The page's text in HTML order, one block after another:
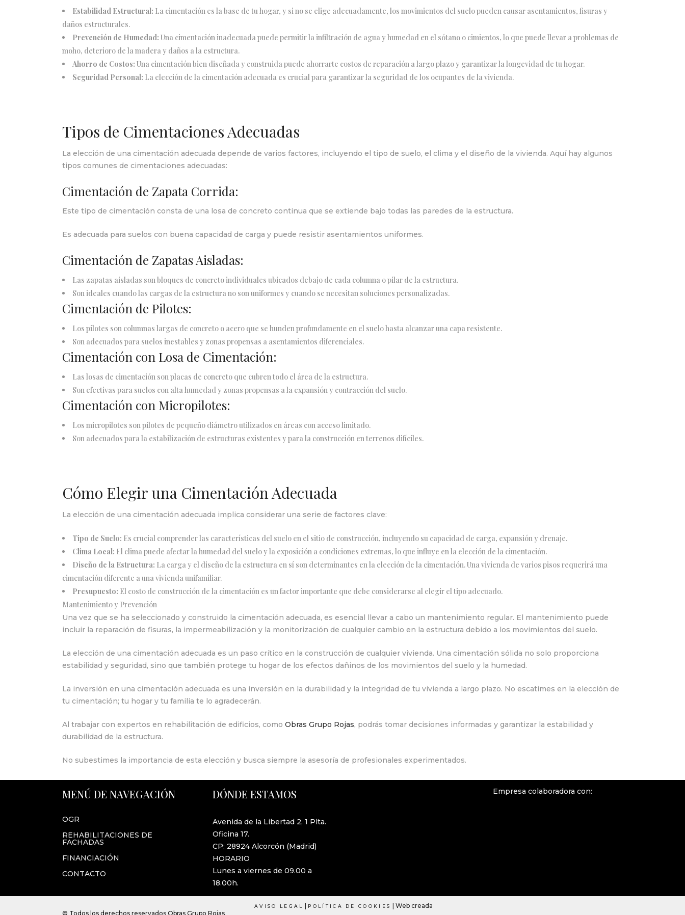
Estabilidad Estructural: La cimentación es la base de tu hogar, y si no se elige adecuadamente, los movimientos del suelo pueden causar asentamientos, fisuras y
daños estructurales.
Prevención de Humedad: Una cimentación inadecuada puede permitir la infiltración de agua y humedad en el sótano o cimientos, lo que puede llevar a problemas de
moho, deterioro de la madera y daños a la estructura.
Ahorro de Costos: Una cimentación bien diseñada y construida puede ahorrarte costos de reparación a largo plazo y garantizar la longevidad de tu hogar.
Seguridad Personal: La elección de la cimentación adecuada es crucial para garantizar la seguridad de los ocupantes de la vivienda.
Tipos de Cimentaciones Adecuadas
La elección de una cimentación adecuada depende de varios factores, incluyendo el tipo de suelo, el clima y el diseño de la vivienda. Aquí hay algunos
tipos comunes de cimentaciones adecuadas:
Cimentación de Zapata Corrida:
Este tipo de cimentación consta de una losa de concreto continua que se extiende bajo todas las paredes de la estructura.
Es adecuada para suelos con buena capacidad de carga y puede resistir asentamientos uniformes.
Cimentación de Zapatas Aisladas:
Las zapatas aisladas son bloques de concreto individuales ubicados debajo de cada columna o pilar de la estructura.
Son ideales cuando las cargas de la estructura no son uniformes y cuando se necesitan soluciones personalizadas.
Cimentación de Pilotes:
Los pilotes son columnas largas de concreto o acero que se hunden profundamente en el suelo hasta alcanzar una capa resistente.
Son adecuados para suelos inestables y zonas propensas a asentamientos diferenciales.
Cimentación con Losa de Cimentación:
Las losas de cimentación son placas de concreto que cubren todo el área de la estructura.
Son efectivas para suelos con alta humedad y zonas propensas a la expansión y contracción del suelo.
Cimentación con Micropilotes:
Los micropilotes son pilotes de pequeño diámetro utilizados en áreas con acceso limitado.
Son adecuados para la estabilización de estructuras existentes y para la construcción en terrenos difíciles.
Cómo Elegir una Cimentación Adecuada
La elección de una cimentación adecuada implica considerar una serie de factores clave:
Tipo de Suelo: Es crucial comprender las características del suelo en el sitio de construcción, incluyendo su capacidad de carga, expansión y drenaje.
Clima Local: El clima puede afectar la humedad del suelo y la exposición a condiciones extremas, lo que influye en la elección de la cimentación.
Diseño de la Estructura: La carga y el diseño de la estructura en sí son determinantes en la elección de la cimentación. Una vivienda de varios pisos requerirá una
cimentación diferente a una vivienda unifamiliar.
Presupuesto: El costo de construcción de la cimentación es un factor importante que debe considerarse al elegir el tipo adecuado.
Mantenimiento y Prevención
Una vez que se ha seleccionado y construido la cimentación adecuada, es esencial llevar a cabo un mantenimiento regular. El mantenimiento puede
incluir la reparación de fisuras, la impermeabilización y la monitorización de cualquier cambio en la estructura debido a los movimientos del suelo.
La elección de una cimentación adecuada es un paso crítico en la construcción de cualquier vivienda. Una cimentación sólida no solo proporciona
estabilidad y seguridad, sino que también protege tu hogar de los efectos dañinos de los movimientos del suelo y la humedad.
La inversión en una cimentación adecuada es una inversión en la durabilidad y la integridad de tu vivienda a largo plazo. No escatimes en la elección de
tu cimentación; tu hogar y tu familia te lo agradecerán.
Al trabajar con expertos en rehabilitación de edificios, como Obras Grupo Rojas, podrás tomar decisiones informadas y garantizar la estabilidad y
durabilidad de la estructura.
No subestimes la importancia de esta elección y busca siempre la asesoría de profesionales experimentados.
MENÚ DE NAVEGACIÓN
OGR
REHABILITACIONES DE
FACHADAS
FINANCIACIÓN
CONTACTO
DÓNDE ESTAMOS
Avenida de la Libertad 2, 1 Plta.
Oficina 17.
CP: 28924 Alcorcón (Madrid)
HORARIO
Lunes a viernes de 09.00 a
18.00h.
Empresa colaboradora con:
© Todos los derechos reservados Obras Grupo Rojas
AVISO LEGAL POLÍTICA DE COOKIES
| Web creada